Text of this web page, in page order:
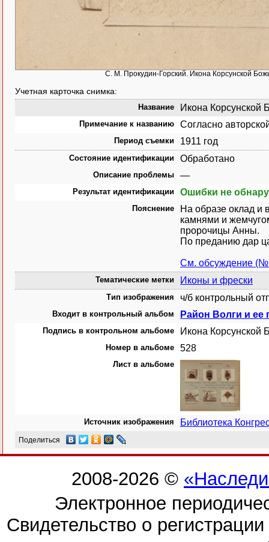
С. М. Прокудин-Горский. Икона Корсунской
Учетная карточка снимка:
Название Икона Корсунской
Примечание к названию Согласно
Период съемки 1911 год
Состояние идентификации Обработано
Описание проблемы —
Результат идентификации Ошибки не
Пояснение
На образе оклад и
камнями и
пророчицы Анны.
По преданию дар
См. обсуждение
Тематические метки Иконы и фрески
Тип изображения ч/б контрольный
Входит в контрольный альбом Район Волги и ее
Подпись в контрольном альбоме Икона Корсунской
Номер в альбоме 528
Лист в альбоме
Источник изображения Библиотека
Поделиться
2008-2026 ©
Электронное
Свидетельство о